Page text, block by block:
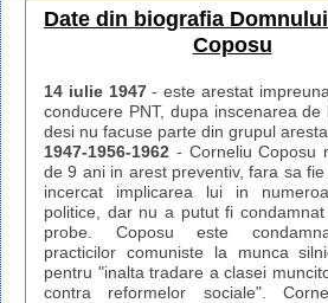
Date din biografia
Coposu
14 iulie 1947- este arestat
conducere PNT, dupa inscenarea de
desi nu facuse parte din grupul
1947-1956-1962 - Corneliu Coposu
de 9 ani in arest preventiv, fara sa
incercat implicarea lui in
politice, dar nu a putut fi
probe. Coposu este
practicilor comuniste la munca
pentru "inalta tradare a clasei
contra reformelor sociale".